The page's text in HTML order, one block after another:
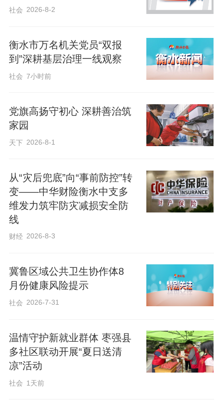
在服务保障方面，交警大队在重要路段设
置了4个“三夏”服务点，为农机手和过往群
众提供饮用水、应急药品、简易维修工具
社会 2026-8-2
衡水市万名机关党员“双报
到”深耕基层治理一线观察
社会 7小时前
党旗高扬守初心 深耕善治筑
家园
天下 2026-8-1
从“灾后兜底”向“事前防控”转
变——中华财险衡水中支多
维发力筑牢防灾减损安全防
线
财经 2026-8-3
冀鲁区域公共卫生协作体8
月份健康风险提示
社会 2026-7-31
温情守护新就业群体 枣强县
多社区联动开展“夏日送清
凉”活动
社会 1天前